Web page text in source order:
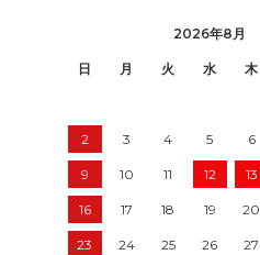
2026年8月
日 月 火 水 木
2 3 4 5 6
9 10 11 12 13
16 17 18 19 20
23 24 25 26 27